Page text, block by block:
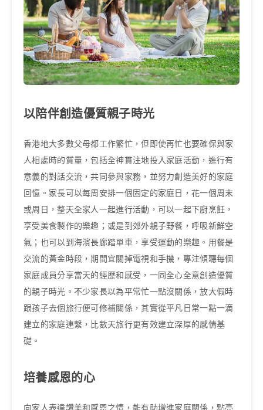
以陪伴創造優質親子時光
香港地大多數父母都工作繁忙，但即使再忙也要確保與家
人相處時的質量，包括全神貫注地投入家庭活動，進行有
意義的對話交流，共同參與家務，並努力創造美好的家庭
回憶。家長可以每周安排一個固定的家庭日，花一個周末
或周日，整天全家人一起進行活動，可以一起下廚烹飪，
享受美食製作的樂趣；或是到郊外親子野餐，呼吸新鮮空
氣；也可以到海濱長廊踏單車，享受運動的樂趣。用餐是
交流的黃金時段，期間宜關掉電視和手機，專注傾聽每個
家庭成員分享當天的經歷和感受，一同全心全意創造優質
的親子時光。不少家長以為平常忙一點沒關係，放大假時
跟孩子去個旅行便可修補關係，其實從平凡日常一點一滴
建立的家庭連繫，比數天旅行更有效建立深厚的感情基
礎。
培養感恩的心